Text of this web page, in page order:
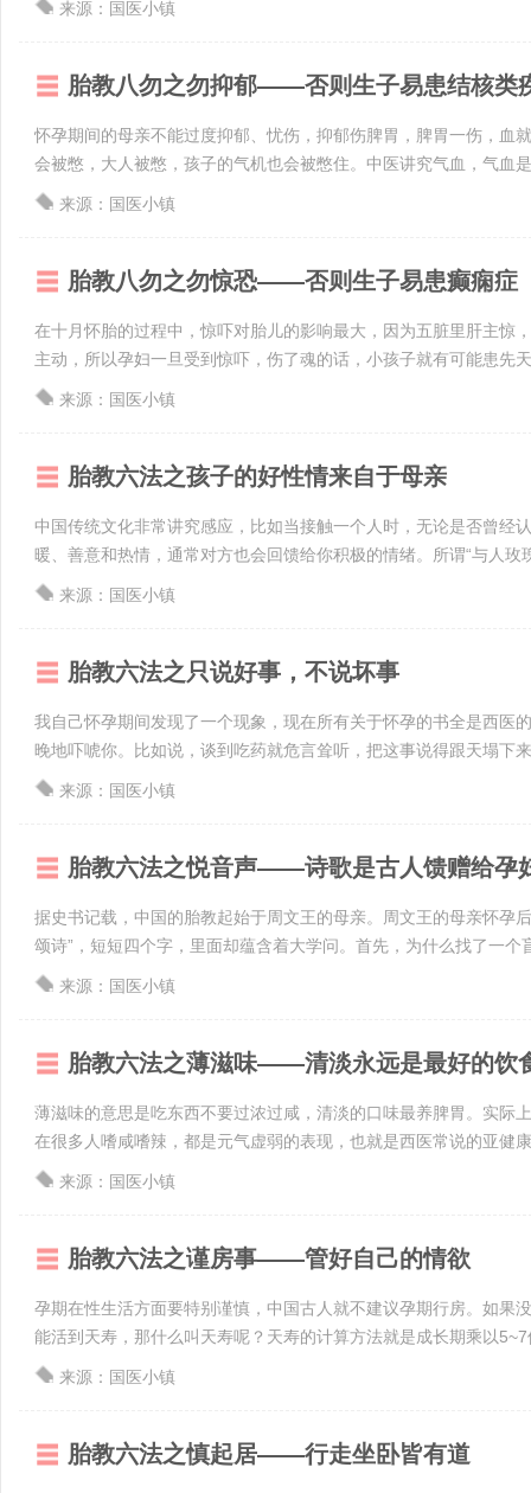
来源：国医小镇
胎教八勿之勿抑郁——否则生子易患结核类
怀孕期间的母亲不能过度抑郁、忧伤，抑郁伤脾胃，脾胃一伤，血
会被憋，大人被憋，孩子的气机也会被憋住。中医讲究气血，气血
来源：国医小镇
胎教八勿之勿惊恐——否则生子易患癫痫症
在十月怀胎的过程中，惊吓对胎儿的影响最大，因为五脏里肝主惊
主动，所以孕妇一旦受到惊吓，伤了魂的话，小孩子就有可能患先
来源：国医小镇
胎教六法之孩子的好性情来自于母亲
中国传统文化非常讲究感应，比如当接触一个人时，无论是否曾经
暖、善意和热情，通常对方也会回馈给你积极的情绪。所谓“与人玫
来源：国医小镇
胎教六法之只说好事，不说坏事
我自己怀孕期间发现了一个现象，现在所有关于怀孕的书全是西医
晚地吓唬你。比如说，谈到吃药就危言耸听，把这事说得跟天塌下
来源：国医小镇
胎教六法之悦音声——诗歌是古人馈赠给孕
据史书记载，中国的胎教起始于周文王的母亲。周文王的母亲怀孕
颂诗”，短短四个字，里面却蕴含着大学问。首先，为什么找了一个
来源：国医小镇
胎教六法之薄滋味——清淡永远是最好的饮
薄滋味的意思是吃东西不要过浓过咸，清淡的口味最养脾胃。实际
在很多人嗜咸嗜辣，都是元气虚弱的表现，也就是西医常说的亚健
来源：国医小镇
胎教六法之谨房事——管好自己的情欲
孕期在性生活方面要特别谨慎，中国古人就不建议孕期行房。如果
能活到天寿，那什么叫天寿呢？天寿的计算方法就是成长期乘以
来源：国医小镇
胎教六法之慎起居——行走坐卧皆有道